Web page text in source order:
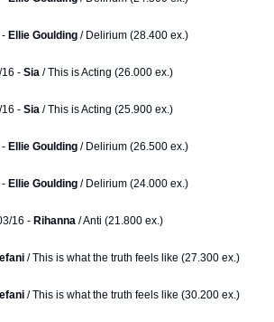
- Ellie Goulding / Delirium (28.400 ex.)
- Sia / This is Acting (26.000 ex.)
- Sia / This is Acting (25.900 ex.)
- Ellie Goulding / Delirium (26.500 ex.)
- Ellie Goulding / Delirium (24.000 ex.)
16 - Rihanna / Anti (21.800 ex.)
/ This is what the truth feels like (27.300 ex.)
/ This is what the truth feels like (30.200 ex.)